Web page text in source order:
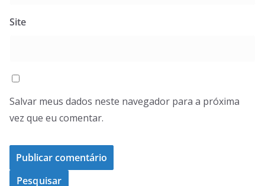
Site
Salvar meus dados neste navegador para a próxima
vez que eu comentar.
Pesquisar